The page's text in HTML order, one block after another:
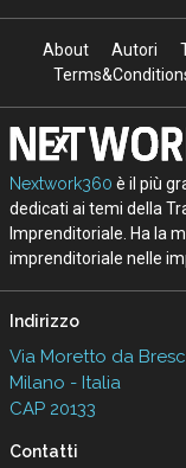
About Autori
Nextwork360 è il più
dedicati ai temi della
Imprenditoriale. Ha la
imprenditoriale nelle
Indirizzo
Via Moretto da
Milano - Italia
CAP 20133
Contatti